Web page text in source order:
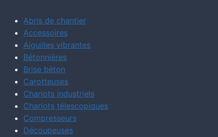
Abris de chantier
Accessoires
Aiguilles vibrantes
Bétonnières
Brise béton
Carotteuses
Chariots industriels
Chariots télescopiques
Compresseurs
Découpeuses